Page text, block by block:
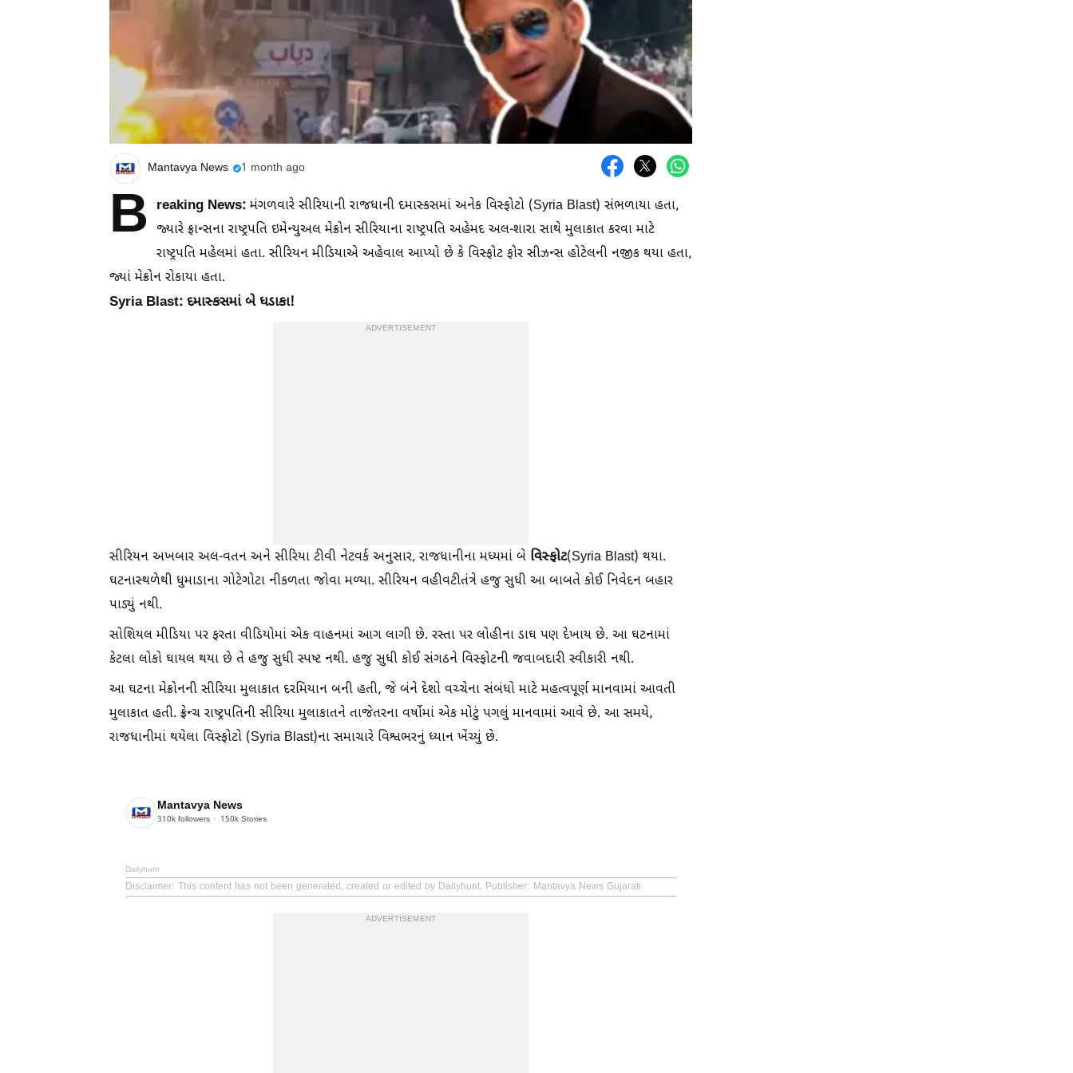
Mantavya News 1 month ago
B reaking News: મંગળવારે સીરિયાની રાજધાની દમાસ્કસમાં અનેક વિસ્ફોટો (Syria Blast) સંભળાયા હતા,
જ્યારે ફ્રાન્સના રાષ્ટ્રપતિ ઇમેન્યુઅલ મેક્રોન સીરિયાના રાષ્ટ્રપતિ અહેમદ અલ-શારા સાથે મુલાકાત કરવા માટે
રાષ્ટ્રપતિ મહેલમાં હતા. સીરિયન મીડિયાએ અહેવાલ આપ્યો છે કે વિસ્ફોટ ફોર સીઝન્સ હોટેલની નજીક થયા હતા,
જ્યાં મેક્રોન રોકાયા હતા.
Syria Blast: દમાસ્કસમાં બે ધડાકા!
ADVERTISEMENT
સીરિયન અખબાર અલ-વતન અને સીરિયા ટીવી નેટવર્ક અનુસાર, રાજધાનીના મધ્યમાં બે વિસ્ફોટ(Syria Blast) થયા.
ઘટનાસ્થળેથી ધુમાડાના ગોટેગોટા નીકળતા જોવા મળ્યા. સીરિયન વહીવટીતંત્રે હજુ સુધી આ બાબતે કોઈ નિવેદન બહાર
પાડ્યું નથી.
સોશિયલ મીડિયા પર ફરતા વીડિયોમાં એક વાહનમાં આગ લાગી છે. રસ્તા પર લોહીના ડાઘ પણ દેખાય છે. આ ઘટનામાં
કેટલા લોકો ઘાયલ થયા છે તે હજુ સુધી સ્પષ્ટ નથી. હજુ સુધી કોઈ સંગઠને વિસ્ફોટની જવાબદારી સ્વીકારી નથી.
આ ઘટના મેક્રોનની સીરિયા મુલાકાત દરમિયાન બની હતી, જે બંને દેશો વચ્ચેના સંબંધો માટે મહત્વપૂર્ણ માનવામાં આવતી
મુલાકાત હતી. ફ્રેન્ચ રાષ્ટ્રપતિની સીરિયા મુલાકાતને તાજેતરના વર્ષોમાં એક મોટું પગલું માનવામાં આવે છે. આ સમયે,
રાજધાનીમાં થયેલા વિસ્ફોટો (Syria Blast)ના સમાચારે વિશ્વભરનું ધ્યાન ખેંચ્યું છે.
Mantavya News
310k followers 150k Stories
Dailyhunt
Disclaimer: This content has not been generated, created or edited by Dailyhunt. Publisher: Mantavya News Gujarati
ADVERTISEMENT